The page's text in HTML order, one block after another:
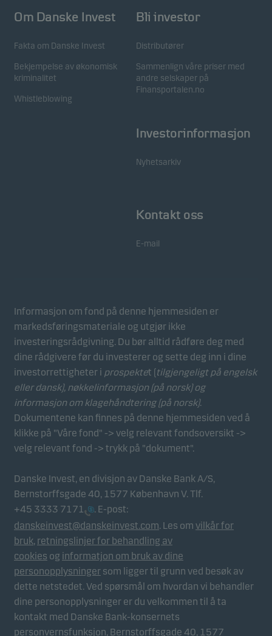
Om Danske Invest
Fakta om Danske Invest
Bekjempelse av økonomisk
kriminalitet
Whistleblowing
Bli investor
Distributører
Sammenlign våre priser med
andre selskaper på
Finansportalen.no
Investorinformasjon
Nyhetsarkiv
Kontakt oss
E-mail
Informasjon om fond på denne hjemmesiden er
markedsføringsmateriale og utgjør ikke
investeringsrådgivning. Du bør alltid rådføre deg med
dine rådgivere før du investerer og sette deg inn i dine
investorrettigheter i prospektet (tilgjengeligt på engelsk
eller dansk), nøkkelinformasjon (på norsk)og
informasjon om klagehåndtering (på norsk).
Dokumentene kan finnes på denne hjemmesiden ved å
klikke på "Våre fond" -> velg relevant fondsoversikt ->
velg relevant fond -> trykk på "dokument".
Danske Invest, en divisjon av Danske Bank A/S,
Bernstorffsgade 40, 1577 København V. Tlf.
+45 3333 7171
. E-post:
danskeinvest@danskeinvest.com. Les om vilkår for
bruk, retningslinjer for behandling av
cookies og informatjon om bruk av dine
personopplysninger som ligger til grunn ved besøk av
dette netstedet. Ved spørsmål om hvordan vi behandler
dine personopplysninger er du velkommen til å ta
kontakt med Danske Bank-konsernets
personvernsfunksjon, Bernstorffsgade 40, 1577